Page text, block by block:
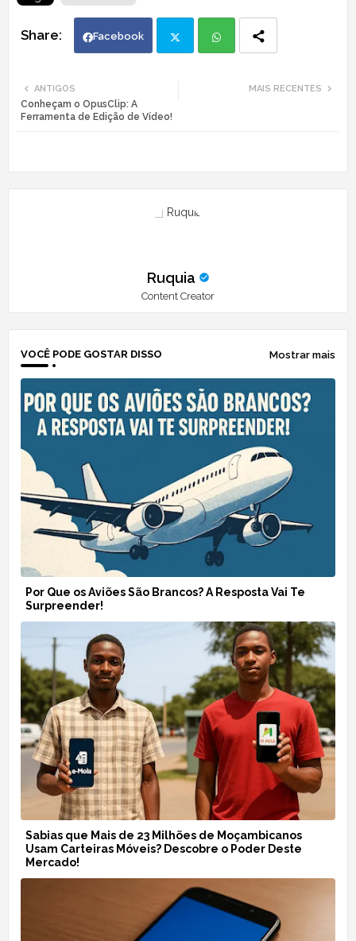
Facebook
MAIS RECENTES
ANTIGOS
Conheçam o OpusClip: A
Ferramenta de Edição de Vídeo!
Ruquia
Content Creator
VOCÊ PODE GOSTAR DISSO Mostrar mais
Por Que os Aviões São Brancos? A Resposta Vai Te
Surpreender!
Sabias que Mais de 23 Milhões de Moçambicanos
Usam Carteiras Móveis? Descobre o Poder Deste
Mercado!